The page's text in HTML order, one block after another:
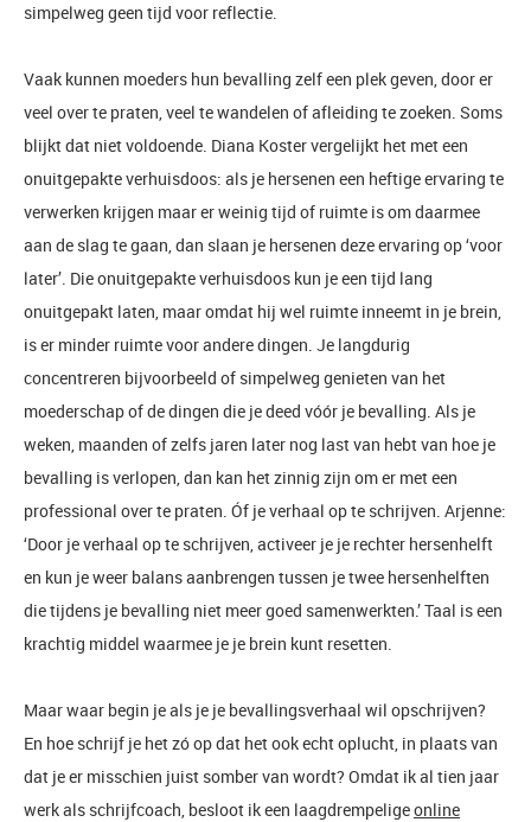
simpelweg geen tijd voor reflectie.
Vaak kunnen moeders hun bevalling zelf een plek geven, door er
veel over te praten, veel te wandelen of afleiding te zoeken. Soms
blijkt dat niet voldoende. Diana Koster vergelijkt het met een
onuitgepakte verhuisdoos: als je hersenen een heftige ervaring te
verwerken krijgen maar er weinig tijd of ruimte is om daarmee
aan de slag te gaan, dan slaan je hersenen deze ervaring op ‘voor
later’. Die onuitgepakte verhuisdoos kun je een tijd lang
onuitgepakt laten, maar omdat hij wel ruimte inneemt in je brein,
is er minder ruimte voor andere dingen. Je langdurig
concentreren bijvoorbeeld of simpelweg genieten van het
moederschap of de dingen die je deed vóór je bevalling. Als je
weken, maanden of zelfs jaren later nog last van hebt van hoe je
bevalling is verlopen, dan kan het zinnig zijn om er met een
professional over te praten. Óf je verhaal op te schrijven. Arjenne:
‘Door je verhaal op te schrijven, activeer je je rechter hersenhelft
en kun je weer balans aanbrengen tussen je twee hersenhelften
die tijdens je bevalling niet meer goed samenwerkten.’ Taal is een
krachtig middel waarmee je je brein kunt resetten.
Maar waar begin je als je je bevallingsverhaal wil opschrijven?
En hoe schrijf je het zó op dat het ook echt oplucht, in plaats van
dat je er misschien juist somber van wordt? Omdat ik al tien jaar
werk als schrijfcoach, besloot ik een laagdrempeligeonline